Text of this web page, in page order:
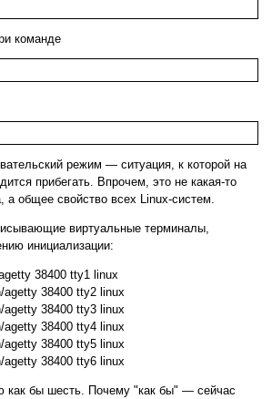
команде
режим — ситуация, к которой на
прибегать. Впрочем, это не какая-то
а общее свойство всех Linux-систем.
виртуальные терминалы,
инициализации:
38400 tty1 linux
agetty 38400 tty2 linux
agetty 38400 tty3 linux
agetty 38400 tty4 linux
agetty 38400 tty5 linux
agetty 38400 tty6 linux
как бы шесть. Почему "как бы" — сейчас